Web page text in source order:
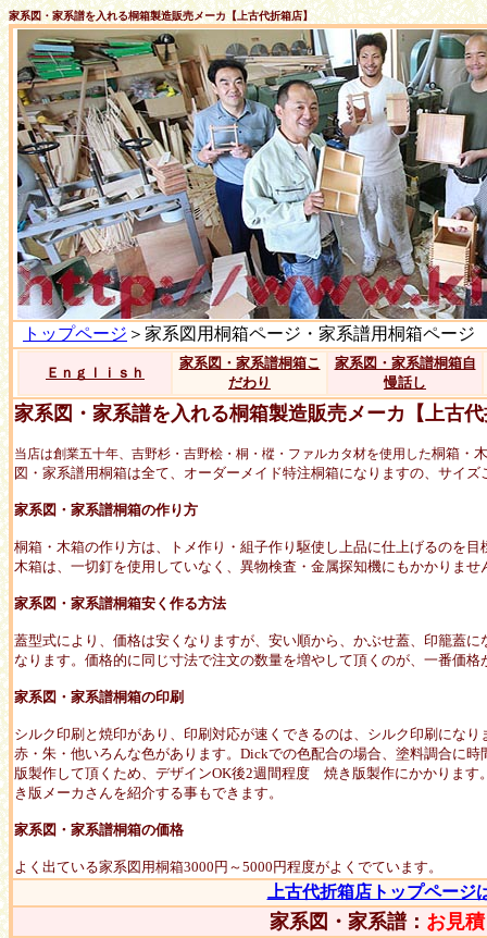
家系図・家系譜を入れる桐箱製造販売メーカ【上古代折箱店】
トップページ ＞家系図用桐箱ページ・家系譜用桐箱ページ
Ｅｎｇｌｉｓｈ
家系図・家系譜桐箱こ
だわり
家系図・家系譜桐箱自
慢話し
家系図・家系譜を入れる桐箱製造販売メーカ【上古
当店は創業五十年、吉野杉・吉野桧・桐・樅・ファルカタ材を使用した桐箱・
図・家系譜用桐箱は全て、オーダーメイド特注桐箱になりますの、サイ
家系図・家系譜桐箱の作り方
桐箱・木箱の作り方は、トメ作り・組子作り駆使し上品に仕上げるのを
木箱は、一切釘を使用していなく、異物検査・金属探知機にもかかりませ
家系図・家系譜桐箱安く作る方法
蓋型式により、価格は安くなりますが、安い順から、かぶせ蓋、印籠蓋
なります。価格的に同じ寸法で注文の数量を増やして頂くのが、一番価格
家系図・家系譜桐箱の印刷
シルク印刷と焼印があり、印刷対応が速くできるのは、シルク印刷にな
赤・朱・他いろんな色があります。Dickでの色配合の場合、塗料調合に
版製作して頂くため、デザインOK後2週間程度 焼き版製作にかかります
き版メーカさんを紹介する事もできます。
家系図・家系譜桐箱の価格
よく出ている家系図用桐箱3000円～5000円程度がよくでています。
上古代折箱店トップページ
家系図・家系譜： お見